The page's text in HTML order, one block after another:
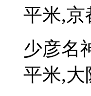
平米,京
少彦名
平米,大